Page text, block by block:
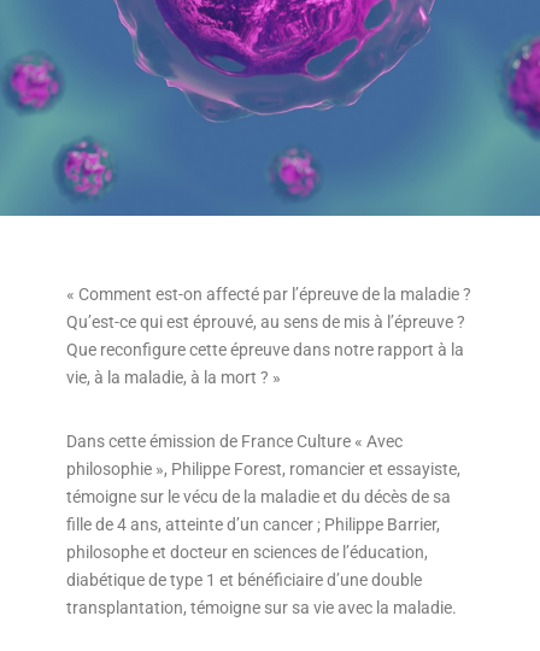
« Comment est-on affecté par l’épreuve de la maladie ?
Qu’est-ce qui est éprouvé, au sens de mis à l’épreuve ?
Que reconfigure cette épreuve dans notre rapport à la
vie, à la maladie, à la mort ? »
Dans cette émission de France Culture « Avec
philosophie », Philippe Forest, romancier et essayiste,
témoigne sur le vécu de la maladie et du décès de sa
fille de 4 ans, atteinte d’un cancer ; Philippe Barrier,
philosophe et docteur en sciences de l’éducation,
diabétique de type 1 et bénéficiaire d’une double
transplantation, témoigne sur sa vie avec la maladie.